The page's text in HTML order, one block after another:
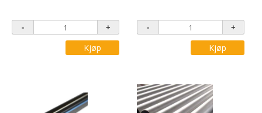
Kjøp Kjøp